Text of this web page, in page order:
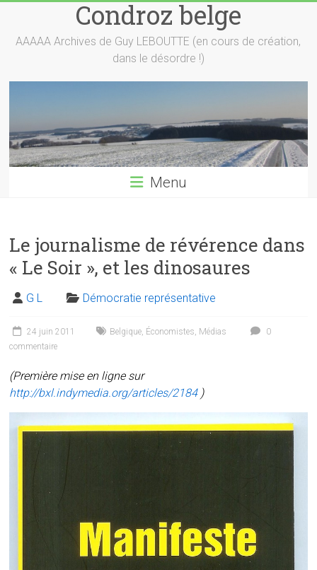
content
Condroz belge
AAAAA Archives de Guy LEBOUTTE (en cours de création,
dans le désordre !)
Menu
Le journalisme de révérence dans
« Le Soir », et les dinosaures
G L Démocratie représentative
24 juin 2011 Belgique, Économistes, Médias
0
commentaire
(Première mise en ligne sur
http://bxl.indymedia.org/articles/2184)